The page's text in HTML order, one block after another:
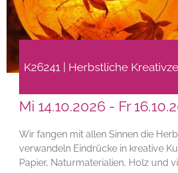
K26241 | Herbstliche
Mi 14.10.2026 - Fr
Wir fangen mit allen Sinnen die
verwandeln Eindrücke in kreative
Papier, Naturmaterialien, Holz und